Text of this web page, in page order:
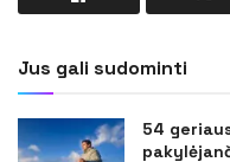
Jus gali sudominti
54